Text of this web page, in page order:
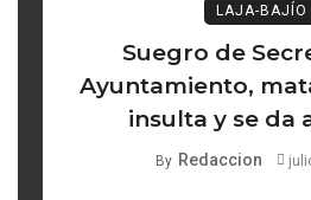
LAJA-BAJÍO
Suegro de
Ayuntamiento,
insulta y se da
By Redaccion